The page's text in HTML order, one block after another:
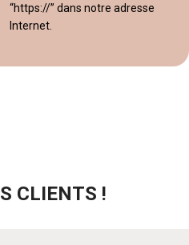
“https://” dans notre adresse
Internet.
CLIENTS !